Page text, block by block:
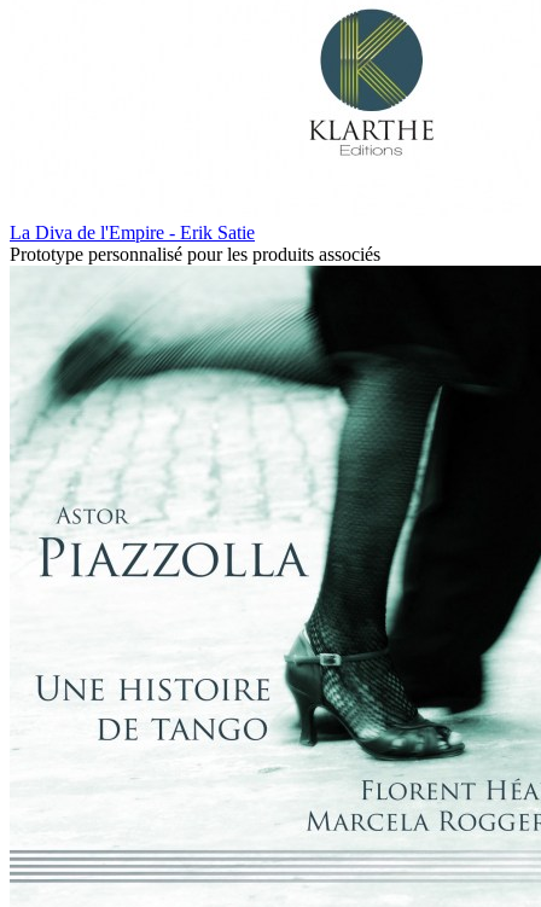
La Diva de l'Empire - Erik Satie
Prototype personnalisé pour les produits associés